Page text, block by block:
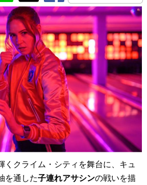
クライム・シティを舞台に、キュ
を通した子連れアサシンの戦いを描